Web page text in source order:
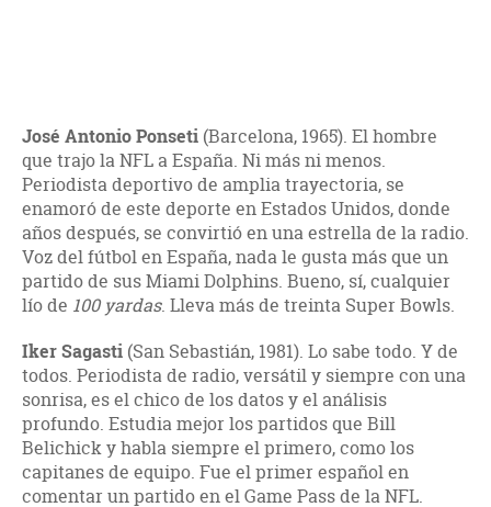
José AntonioPonseti (Barcelona, 1965). El hombre
que trajo la NFL a España. Ni más ni menos.
Periodista deportivo de amplia trayectoria, se
enamoró de este deporte en Estados Unidos, donde
años después, se convirtió en una estrella de la radio.
Voz del fútbol en España, nada le gusta más que un
partido de sus Miami Dolphins. Bueno, sí, cualquier
lío de 100 yardas. Lleva más de treinta Super Bowls.
Iker Sagasti (San Sebastián, 1981). Lo sabe todo. Y de
todos. Periodista de radio, versátil y siempre con una
sonrisa, es el chico de los datos y el análisis
profundo. Estudia mejor los partidos que Bill
Belichick y habla siempre el primero, como los
capitanes de equipo. Fue el primer español en
comentar un partido en el Game Pass de la NFL.